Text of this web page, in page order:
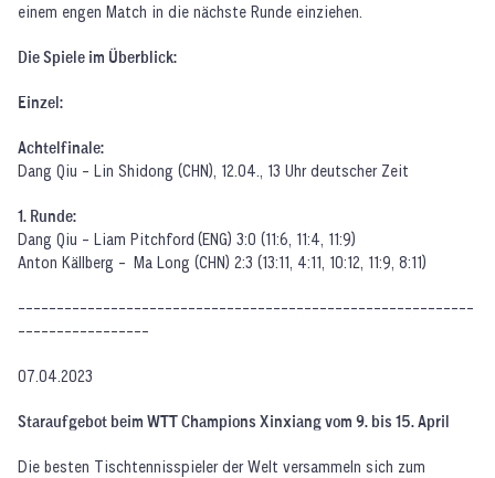
einem engen Match in die nächste Runde einziehen.
Die Spiele im Überblick:
Einzel:
Achtelfinale:
Dang Qiu - Lin Shidong (CHN), 12.04., 13 Uhr deutscher Zeit
1. Runde:
Dang Qiu - Liam Pitchford (ENG) 3:0 (11:6, 11:4, 11:9)
Anton Källberg - Ma Long (CHN) 2:3 (13:11, 4:11, 10:12, 11:9, 8:11)
­­­­­­­­­­­­­­­­­­­­­­­­­­­­-----------------------------------------------------------
-----------------
07.04.2023
Staraufgebot beim WTT Champions Xinxiang vom 9. bis 15. April
Die besten Tischtennisspieler der Welt versammeln sich zum